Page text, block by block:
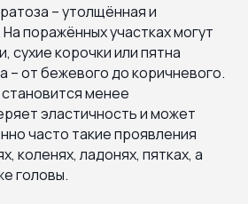
– утолщённая и
поражённых участках могут
сухие корочки или пятна
– от бежевого до коричневого.
менее
эластичность и может
часто такие проявления
коленях, ладонях, пятках, а
головы.